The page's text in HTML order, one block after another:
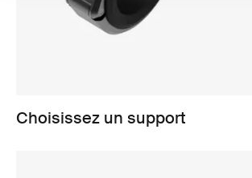
Choisissez un support